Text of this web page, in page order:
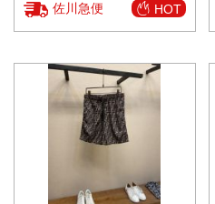
佐川急便 HOT